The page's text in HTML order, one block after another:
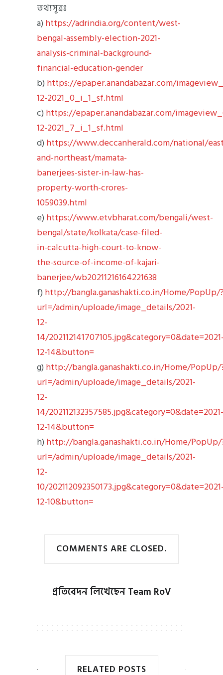
তথ্যসূত্রঃ
a) https://adrindia.org/content/west-
bengal-assembly-election-2021-
analysis-criminal-background-
financial-education-gender
b) https://epaper.anandabazar.com/
12-2021_0_i_1_sf.html
c) https://epaper.anandabazar.com/
12-2021_7_i_1_sf.html
d) https://www.deccanherald.com/national/
and-northeast/mamata-
banerjees-sister-in-law-has-
property-worth-crores-
1059039.html
e) https://www.etvbharat.com/bengali/west-
bengal/state/kolkata/case-filed-
in-calcutta-high-court-to-know-
the-source-of-income-of-kajari-
banerjee/wb20211216164221638
f) http://bangla.ganashakti.co.in/Home/PopUp/
url=/admin/uploade/image_details/2021-
12-
14/
12-14&button=
g) http://bangla.ganashakti.co.in/Home/PopUp/
url=/admin/uploade/image_details/2021-
12-
14/202112132357585.jpg&category=0&date=2021-
12-14&button=
h) http://bangla.ganashakti.co.in/Home/
url=/admin/uploade/image_details/2021-
12-
10/
12-10&button=
COMMENTS ARE CLOSED.
প্রতিবেদন লিখেছেনTeam RoV
RELATED POSTS